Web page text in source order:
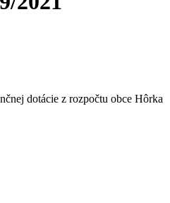
dotácie z rozpočtu obce Hôrka